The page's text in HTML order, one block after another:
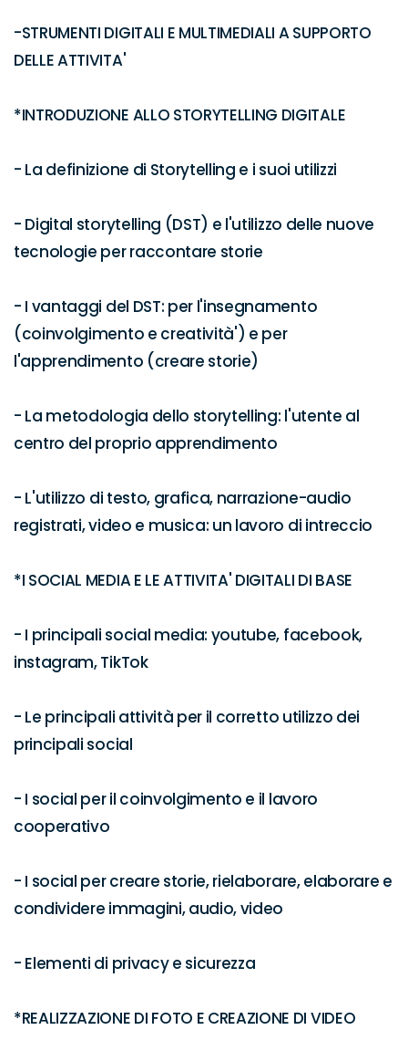
-STRUMENTI DIGITALI E MULTIMEDIALI A SUPPORTO
DELLE ATTIVITA'
*INTRODUZIONE ALLO STORYTELLING DIGITALE
- La definizione di Storytelling e i suoi utilizzi
- Digital storytelling (DST) e l'utilizzo delle nuove
tecnologie per raccontare storie
- I vantaggi del DST: per l'insegnamento
(coinvolgimento e creatività') e per
l'apprendimento (creare storie)
- La metodologia dello storytelling: l'utente al
centro del proprio apprendimento
- L'utilizzo di testo, grafica, narrazione-audio
registrati, video e musica: un lavoro di intreccio
*I SOCIAL MEDIA E LE ATTIVITA' DIGITALI DI BASE
- I principali social media: youtube, facebook,
instagram, TikTok
- Le principali attività per il corretto utilizzo dei
principali social
- I social per il coinvolgimento e il lavoro
cooperativo
- I social per creare storie, rielaborare, elaborare e
condividere immagini, audio, video
- Elementi di privacy e sicurezza
*REALIZZAZIONE DI FOTO E CREAZIONE DI VIDEO